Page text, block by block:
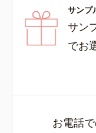
サンプ
サン
でお
お電話